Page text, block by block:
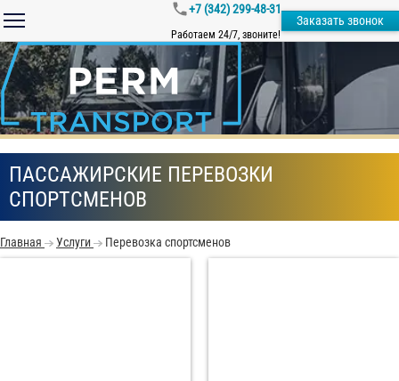
+7 (342) 299-48-31
Работаем 24/7, звоните!
Заказать звонок
ПАССАЖИРСКИЕ ПЕРЕВОЗКИ
СПОРТСМЕНОВ
Главная Услуги Перевозка спортсменов